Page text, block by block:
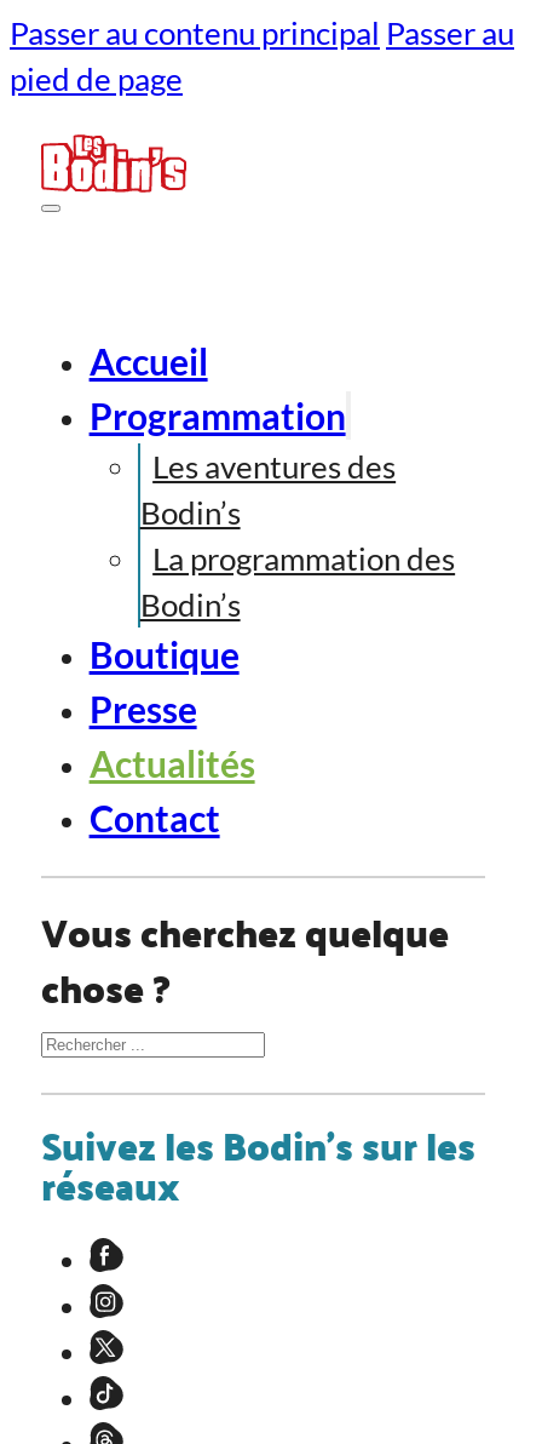
Passer au contenu principal Passer au
pied de page
Accueil
Programmation
Les aventures des
Bodin’s
La programmation des
Bodin’s
Boutique
Presse
Actualités
Contact
Vous cherchez quelque
chose ?
Rechercher
Suivez les Bodin's sur les
réseaux